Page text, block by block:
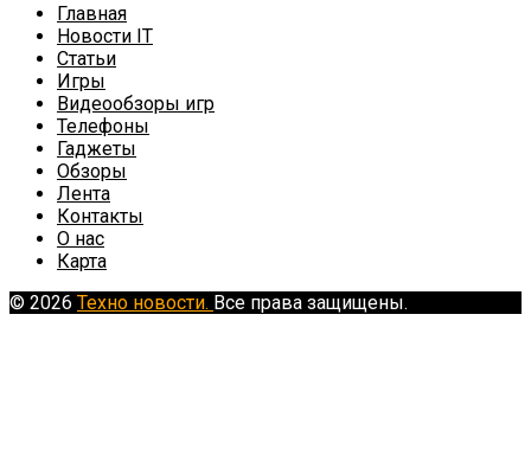
Главная
Новости IT
Статьи
Игры
Видеообзоры игр
Телефоны
Гаджеты
Обзоры
Лента
Контакты
О нас
Карта
© 2026 Техно новости. Все права защищены.